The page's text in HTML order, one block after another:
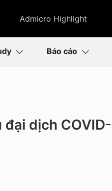
Admicro Highlight
Báo cáo
dịch COVID-